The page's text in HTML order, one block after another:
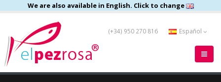
We are also available in English. Click to change
(+34) 950 270 816 Español